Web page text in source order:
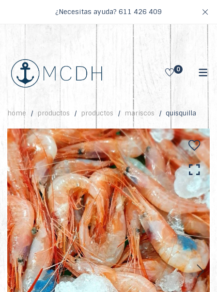
¿Necesitas ayuda? 611 426 409
0
home productos productos mariscos quisquilla